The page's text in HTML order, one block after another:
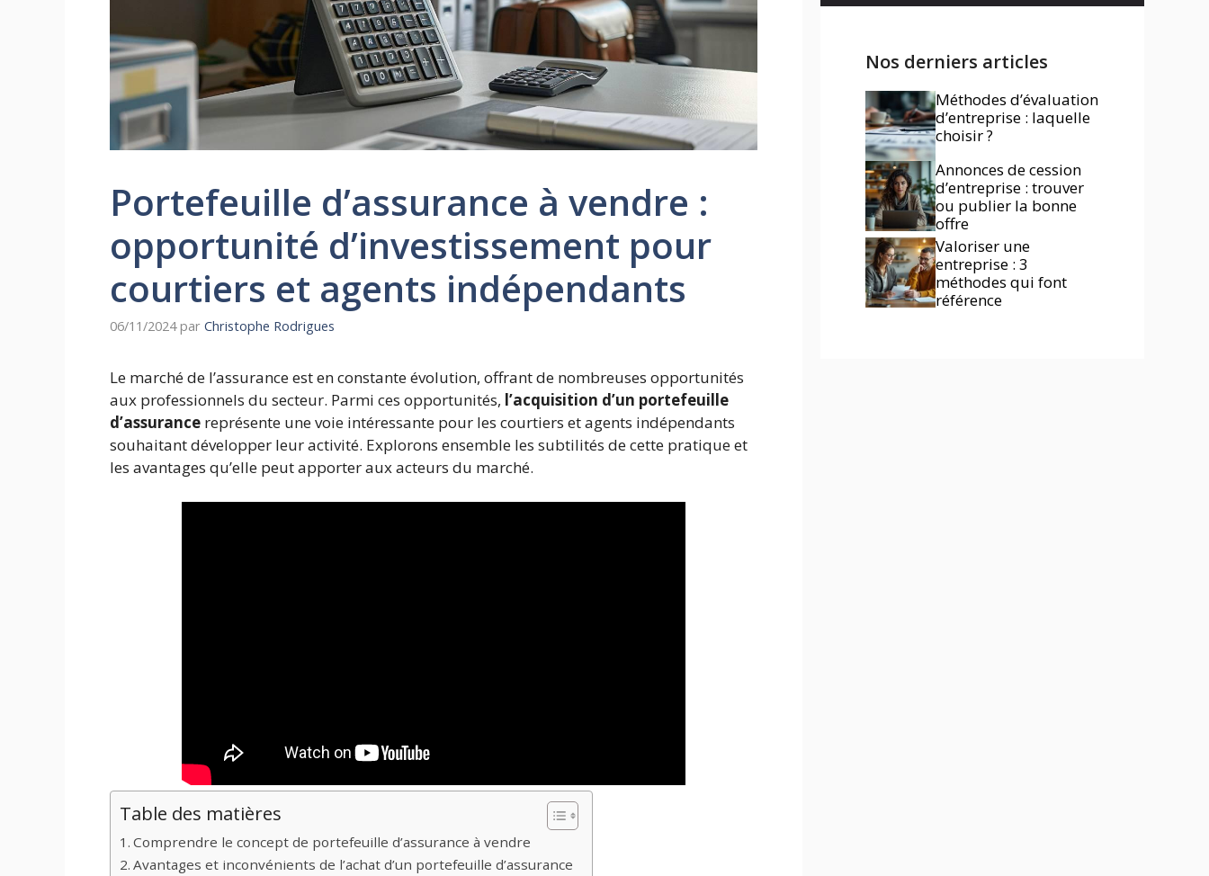
Portefeuille d’assurance à vendre :
opportunité d’investissement pour
courtiers et agents indépendants
06/11/2024 par Christophe Rodrigues
Le marché de l’assurance est en constante évolution, offrant de nombreuses opportunités
aux professionnels du secteur. Parmi ces opportunités, l’acquisition d’un portefeuille
d’assurance représente une voie intéressante pour les courtiers et agents indépendants
souhaitant développer leur activité. Explorons ensemble les subtilités de cette pratique et
les avantages qu’elle peut apporter aux acteurs du marché.
Table des matières
Comprendre le concept de portefeuille d’assurance à vendre
Avantages et inconvénients de l’achat d’un portefeuille d’assurance
Nos derniers articles
Méthodes d’évaluation
d’entreprise : laquelle
choisir ?
Annonces de cession
d’entreprise : trouver
ou publier la bonne
offre
Valoriser une
entreprise : 3
méthodes qui font
référence